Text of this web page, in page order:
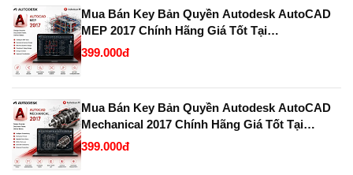
Mua Bán Key Bản Quyền Autodesk AutoCAD
MEP 2017 Chính Hãng Giá Tốt Tại
KeyBanQuyen.VN
399.000đ
Mua Bán Key Bản Quyền Autodesk AutoCAD
Mechanical 2017 Chính Hãng Giá Tốt Tại
KeyBanQuyen.VN
399.000đ